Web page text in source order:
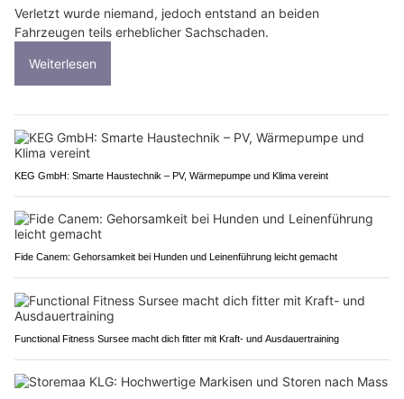
Verletzt wurde niemand, jedoch entstand an beiden
Fahrzeugen teils erheblicher Sachschaden.
Weiterlesen
KEG GmbH: Smarte Haustechnik – PV, Wärmepumpe und Klima vereint
Fide Canem: Gehorsamkeit bei Hunden und Leinenführung leicht gemacht
Functional Fitness Sursee macht dich fitter mit Kraft- und Ausdauertraining